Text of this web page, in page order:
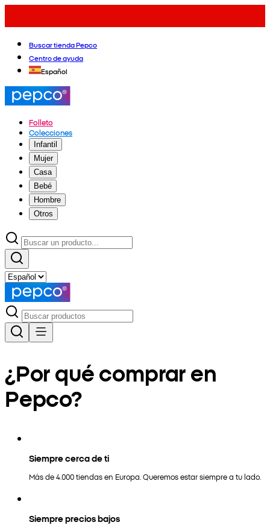
Buscar tienda Pepco
Centro de ayuda
Español
Folleto
Colecciones
Infantil
Mujer
Casa
Bebé
Hombre
Otros
¿Por qué comprar en
Pepco?
Siempre cerca de ti
Más de 4.000 tiendas en Europa. Queremos estar siempre a tu lado.
Siempre precios bajos